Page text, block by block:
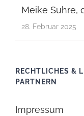
Meike Suhre,
28. Februar 2025
RECHTLICHES &
PARTNERN
Impressum